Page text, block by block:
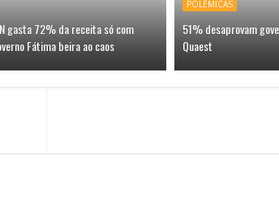
gasta 72% da receita só com
Fátima beira ao caos
POLÊMICAS
51% desaprovam
Quaest